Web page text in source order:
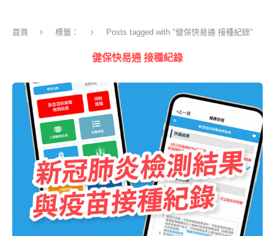
首頁 標籤： Posts tagged with "健保快易通 接種紀錄"
健保快易通 接種紀錄